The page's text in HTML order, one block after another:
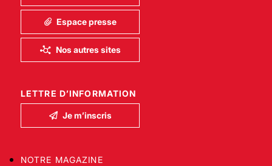
Espace presse
Nos autres sites
LETTRE D’INFORMATION
Je m’inscris
NOTRE MAGAZINE